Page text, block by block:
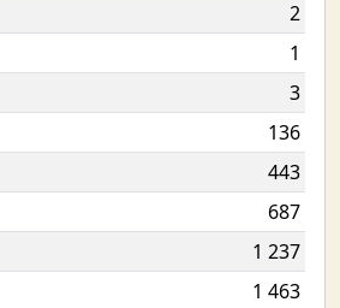
2
1
3
136
443
687
1 237
1 463